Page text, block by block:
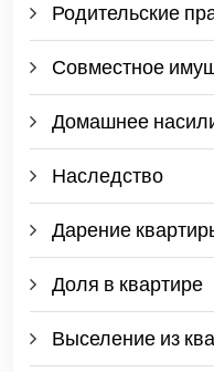
Родительские
Совместное
Домашнее
Наследство
Дарение
Доля в квартире
Выселение из